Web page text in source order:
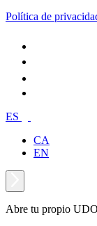
Política de
ES
CA
EN
Abre tu propio